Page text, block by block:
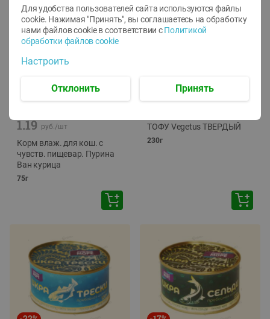
1.19 руб./шт
Корм влаж. для кош. с
чувств. пищевар. Пурина
Ван курица
75г
ТОФУ Vegetus ТВЕРДЫЙ
230г
Для удобства пользователей сайта используются файлы
cookie. Нажимая "Принять", вы соглашаетесь на обработку
нами файлов cookie в соответствии с Политикой
обработки файлов cookie
Настроить
Отклонить Принять